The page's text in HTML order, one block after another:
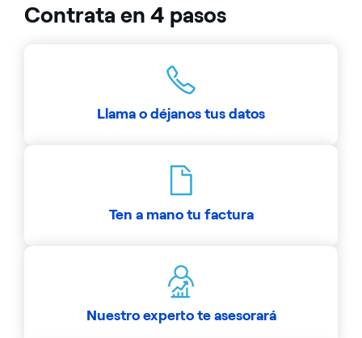
Contrata en 4 pasos
Llama o déjanos tus datos
Ten a mano tu factura
Nuestro experto te asesorará